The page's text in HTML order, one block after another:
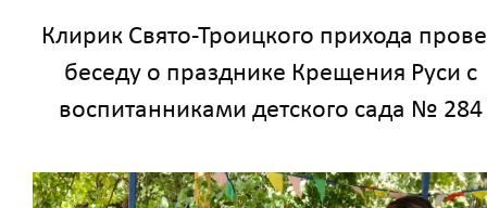
Клирик Свято-Троицкого прихода
беседу о празднике Крещения Руси с
воспитанниками детского сада № 284